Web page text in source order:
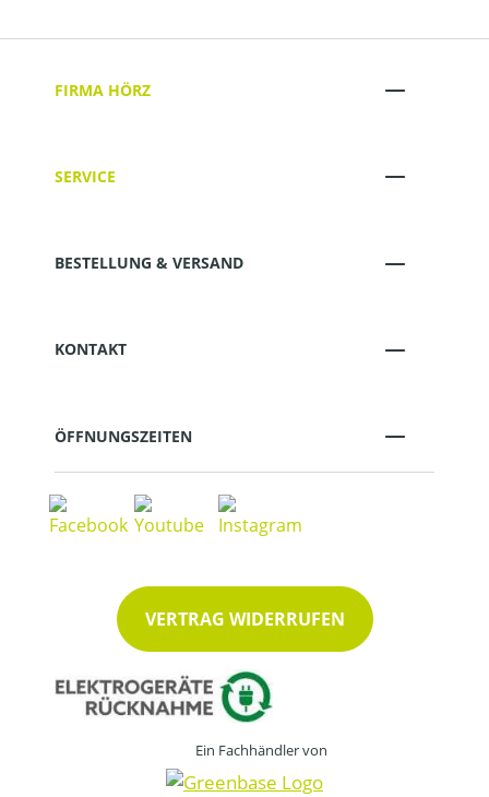
FIRMA HÖRZ
SERVICE
BESTELLUNG & VERSAND
KONTAKT
ÖFFNUNGSZEITEN
VERTRAG WIDERRUFEN
Ein Fachhändler von